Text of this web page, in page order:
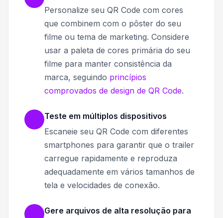
Personalize seu QR Code com cores
que combinem com o pôster do seu
filme ou tema de marketing. Considere
usar a paleta de cores primária do seu
filme para manter consistência da
marca, seguindo princípios
comprovados de design de QR Code.
Teste em múltiplos dispositivos
Escaneie seu QR Code com diferentes
smartphones para garantir que o trailer
carregue rapidamente e reproduza
adequadamente em vários tamanhos de
tela e velocidades de conexão.
Gere arquivos de alta resolução para